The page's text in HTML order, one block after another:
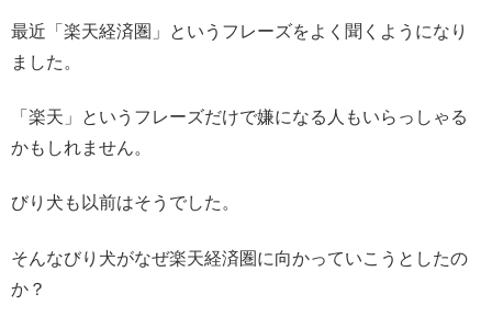
最近「楽天経済圏」というフレーズをよく聞くようになり
ました。
「楽天」というフレーズだけで嫌になる人もいらっしゃる
かもしれません。
びり犬も以前はそうでした。
そんなびり犬がなぜ楽天経済圏に向かっていこうとしたの
か？